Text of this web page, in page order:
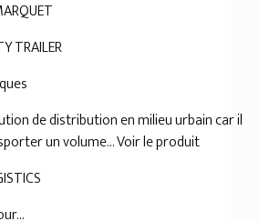
TRAILER
de distribution en milieu urbain car il
un volume... Voir le produit